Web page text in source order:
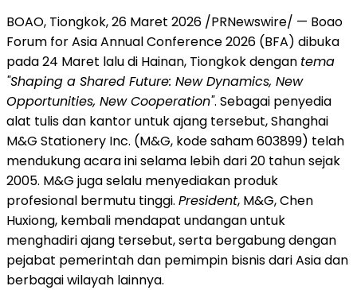
BOAO, Tiongkok, 26 Maret 2026 /PRNewswire/ — Boao
Forum for Asia Annual Conference 2026 (BFA) dibuka
pada 24 Maret lalu di Hainan, Tiongkok dengan tema
"Shaping a Shared Future: New Dynamics, New
Opportunities, New Cooperation". Sebagai penyedia
alat tulis dan kantor untuk ajang tersebut, Shanghai
M&G Stationery Inc. (M&G, kode saham 603899) telah
mendukung acara ini selama lebih dari 20 tahun sejak
2005. M&G juga selalu menyediakan produk
profesional bermutu tinggi. President, M&G, Chen
Huxiong, kembali mendapat undangan untuk
menghadiri ajang tersebut, serta bergabung dengan
pejabat pemerintah dan pemimpin bisnis dari Asia dan
berbagai wilayah lainnya.